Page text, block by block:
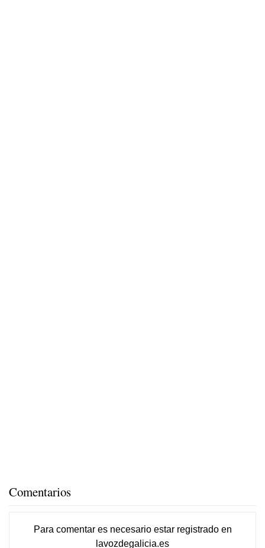
Comentarios
Para comentar es necesario estar registradoen
lavozdegalicia.es